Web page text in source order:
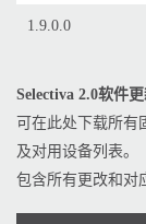
1.9.0.0
Selectiva 2.0软件
可在此处下载所有
及对用设备列表。
包含所有更改和对